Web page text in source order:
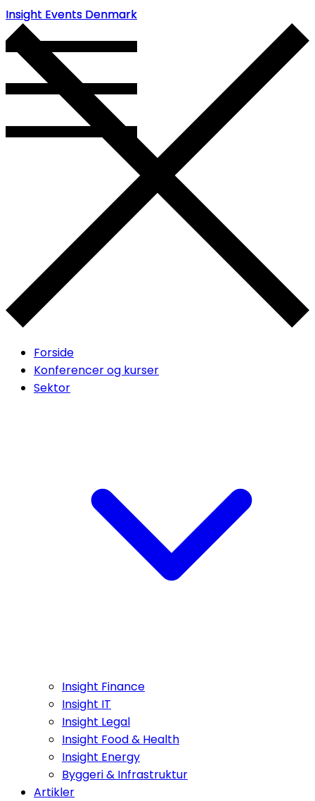
Insight Events Denmark
Insight Events Denmark
Forside
Konferencer og kurser
Sektor
Insight Finance
Insight IT
Insight Legal
Insight Food & Health
Insight Energy
Byggeri & Infrastruktur
Artikler